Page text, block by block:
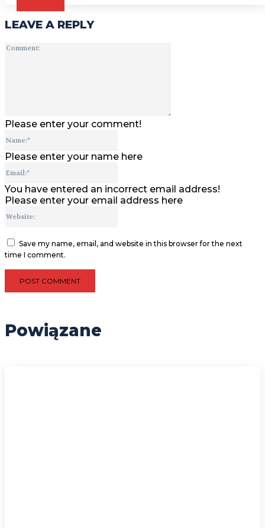
LEAVE A REPLY
Please enter your comment!
Please enter your name here
You have entered an incorrect email address!
Please enter your email address here
Save my name, email, and website in this browser for the next
time I comment.
Powiązane